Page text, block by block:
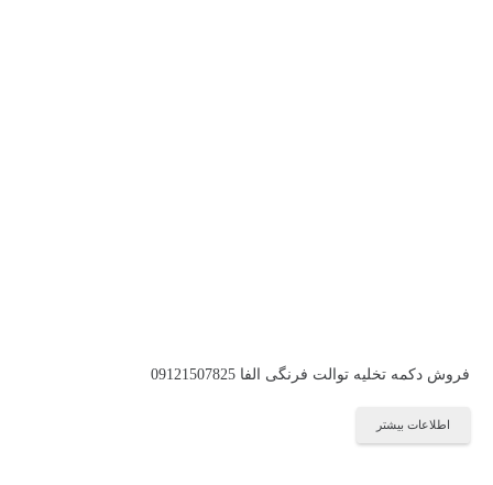
فروش دکمه تخلیه توالت فرنگی الفا 09121507825
اطلاعات بیشتر